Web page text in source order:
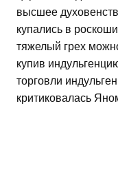
высшее
купались в
тяжелый грех
купив
торговли
критиковалась